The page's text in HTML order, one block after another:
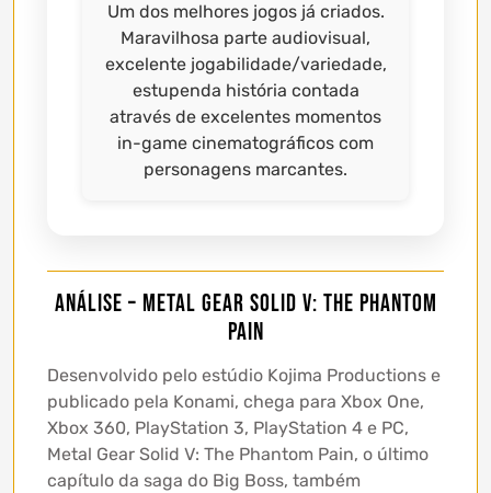
Um dos melhores jogos já criados.
Maravilhosa parte audiovisual,
excelente jogabilidade/variedade,
estupenda história contada
através de excelentes momentos
in-game cinematográficos com
personagens marcantes.
Análise – Metal Gear Solid V: The Phantom
Pain
Desenvolvido pelo estúdio Kojima Productions e
publicado pela Konami, chega para Xbox One,
Xbox 360, PlayStation 3, PlayStation 4 e PC,
Metal Gear Solid V: The Phantom Pain, o último
capítulo da saga do Big Boss, também